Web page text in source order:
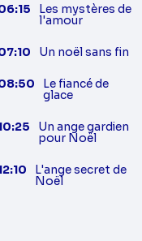
Les mystères de
l'amour
Un noël sans fin
Le fiancé de
glace
Un ange gardien
pour Noël
L'ange secret de
Noël